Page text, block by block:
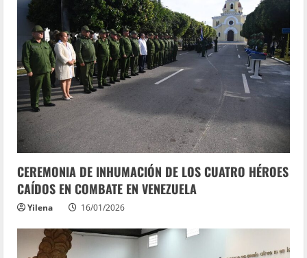
CEREMONIA DE INHUMACIÓN DE LOS CUATRO HÉROES
CAÍDOS EN COMBATE EN VENEZUELA
Yilena 16/01/2026